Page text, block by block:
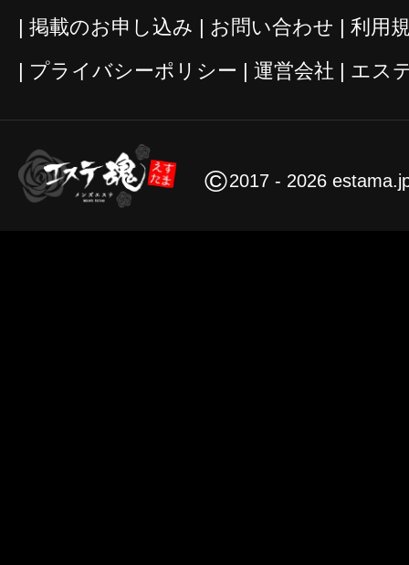
掲載のお申し込み お問い合わせ
利用
プライバシーポリシー
運営会社 エス
©2017 - 2026